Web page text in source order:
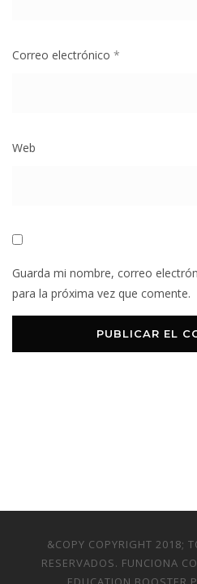
Correo electrónico *
Web
Guarda mi nombre, correo
para la próxima vez que comente.
&COPY COPYRIGHT 2018;
RESERVADOS. FUNCIONA